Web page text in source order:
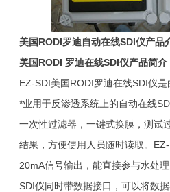
美国RODI罗迪自动在线SDI仪产品
美国RODI 罗迪在线SDI仪产品简介
EZ-SDI美国RODI罗迪在线SDI仪
*业用于反渗透系统上的自动在线
一次性过滤器，一键式换膜，测试
结果，方便使用人员随时读取。
20mA信号输出，能直接参与水处
SDI仪同时带数据接口，可以将数